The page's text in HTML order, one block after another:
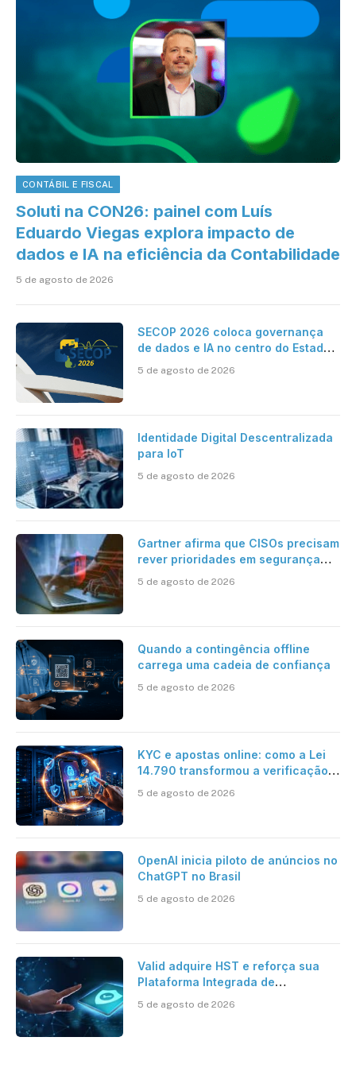
CONTÁBIL E FISCAL
Soluti na CON26: painel com Luís
Eduardo Viegas explora impacto de
dados e IA na eficiência da Contabilidade
5 de agosto de 2026
SECOP 2026 coloca governança
de dados e IA no centro do Estado
inteligente
5 de agosto de 2026
Identidade Digital Descentralizada
para IoT
5 de agosto de 2026
Gartner afirma que CISOs precisam
rever prioridades em segurança
cibernética para enfrentar os
desafios impostos pela Inteligência
5 de agosto de 2026
Quando a contingência offline
carrega uma cadeia de confiança
5 de agosto de 2026
KYC e apostas online: como a Lei
14.790 transformou a verificação
brasileiro
5 de agosto de 2026
OpenAI inicia piloto de anúncios no
ChatGPT no Brasil
5 de agosto de 2026
Valid adquire HST e reforça sua
Plataforma Integrada de
5 de agosto de 2026